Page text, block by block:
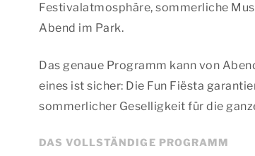
Festivalatmosphäre, sommerliche
Abend im Park.
Das genaue Programm kann von
eines ist sicher: Die Fun Fiësta
sommerlicher Geselligkeit für die
DAS VOLLSTÄNDIGE PROGRAMM